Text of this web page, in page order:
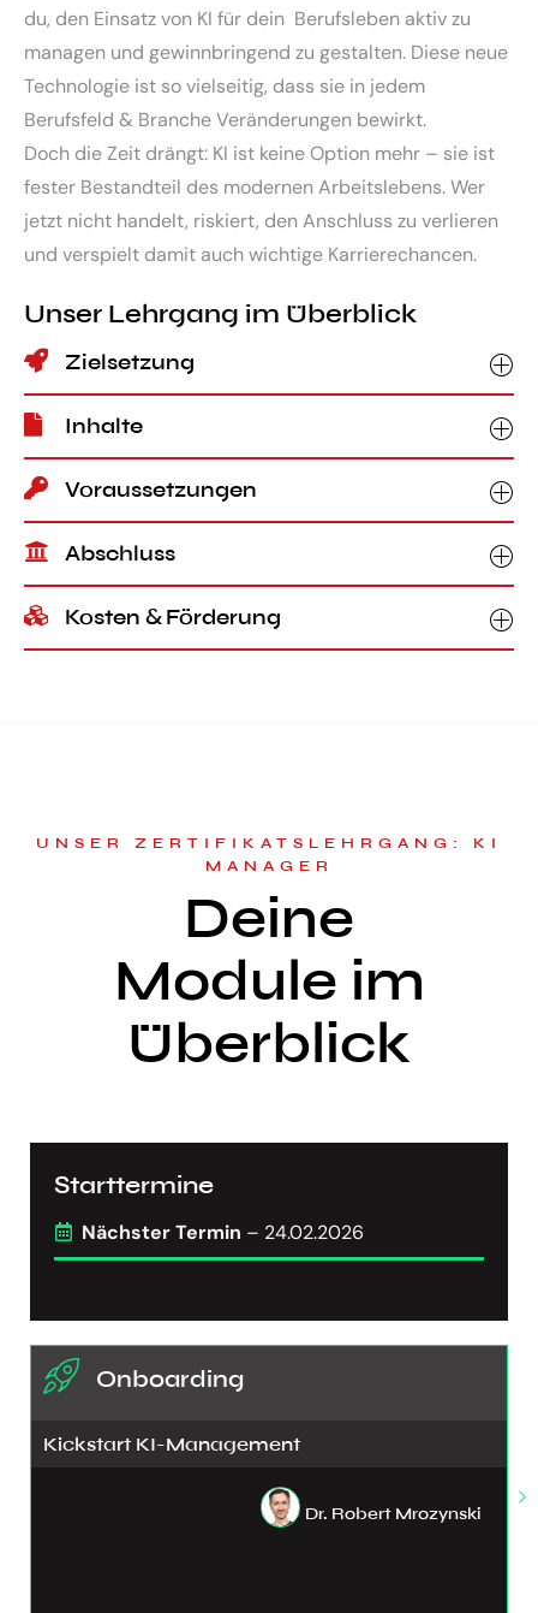
du, den Einsatz von KI für dein Berufsleben aktiv zu
managen und gewinnbringend zu gestalten. Diese neue
Technologie ist so vielseitig, dass sie in jedem
Berufsfeld & Branche Veränderungen bewirkt.
Doch die Zeit drängt: KI ist keine Option mehr – sie ist
fester Bestandteil des modernen Arbeitslebens. Wer
jetzt nicht handelt, riskiert, den Anschluss zu verlieren
und verspielt damit auch wichtige Karrierechancen.
Unser Lehrgang im Überblick
Zielsetzung
Inhalte
Voraussetzungen
Abschluss
Kosten & Förderung
UNSER ZERTIFIKATSLEHRGANG: KI
MANAGER
Deine
Module im
Überblick
Onboarding
Kickstart KI-Management​
Dr. Robert Mrozynski
Starttermine
Nächster Termin – 24.02.2026